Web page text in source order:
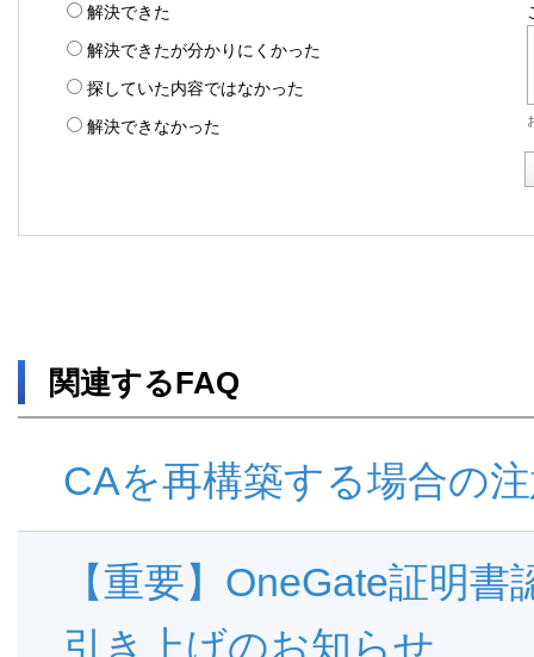
解決できた
解決できたが分かりにくかった
探していた内容ではなかった
解決できなかった
関連するFAQ
CAを再構築する場合の
【重要】OneGate証明
引き上げのお知らせ